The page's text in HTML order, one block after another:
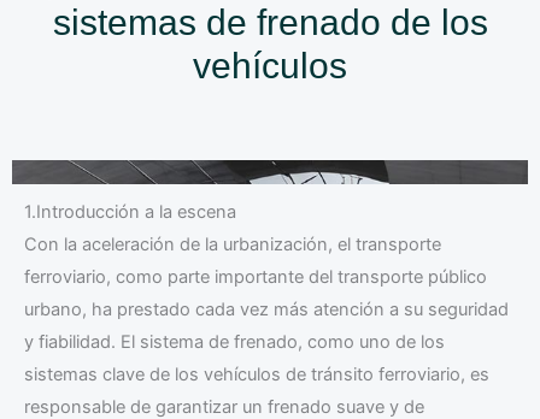
sistemas de frenado de los
vehículos
1.Introducción a la escena
Con la aceleración de la urbanización, el transporte
ferroviario, como parte importante del transporte público
urbano, ha prestado cada vez más atención a su seguridad
y fiabilidad. El sistema de frenado, como uno de los
sistemas clave de los vehículos de tránsito ferroviario, es
responsable de garantizar un frenado suave y de